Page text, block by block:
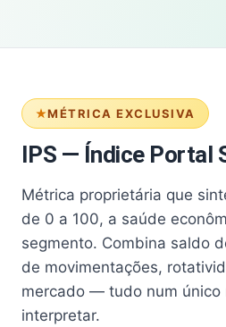
MÉTRICA EXCLUSIVA
IPS — Índice Portal
Métrica proprietária que
de 0 a 100, a saúde
segmento. Combina saldo
de movimentações,
mercado — tudo num único
interpretar.